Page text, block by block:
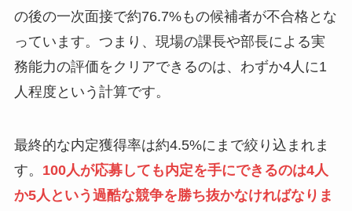
の後の一次面接で約76.7%もの候補者が不合格とな
っています。つまり、現場の課長や部長による実
務能力の評価をクリアできるのは、わずか4人に1
人程度という計算です。
最終的な内定獲得率は約4.5%にまで絞り込まれま
す。 100人が応募しても内定を手にできるのは4人
か5人という過酷な競争を勝ち抜かなければなりま